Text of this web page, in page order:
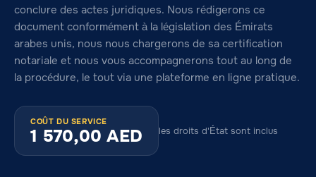
conclure des actes juridiques. Nous rédigerons ce
document conformément à la législation des Émirats
arabes unis, nous nous chargerons de sa certification
notariale et nous vous accompagnerons tout au long de
la procédure, le tout via une plateforme en ligne pratique.
COÛT DU SERVICE
1 570,00 AED les droits d'État sont inclus